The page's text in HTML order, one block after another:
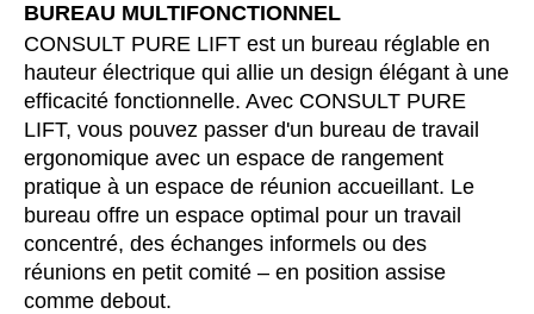
France (FR)
Ghana(GH)
Grande-Bretagne(GB)
Grèce(GR)
Guinée(GN)
Hong Kong(HK)
Hongrie (HU)
Inde
Indonésie(ID)
BUREAU MULTIFONCTIONNEL
CONSULT PURE LIFT est un bureau réglable en
hauteur électrique qui allie un design élégant à une
efficacité fonctionnelle. Avec CONSULT PURE
LIFT, vous pouvez passer d'un bureau de travail
ergonomique avec un espace de rangement
pratique à un espace de réunion accueillant. Le
bureau offre un espace optimal pour un travail
concentré, des échanges informels ou des
réunions en petit comité – en position assise
comme debout.